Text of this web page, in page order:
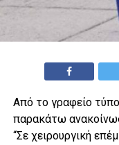
Από το γραφείο
παρακάτω
“Σε χειρουργική